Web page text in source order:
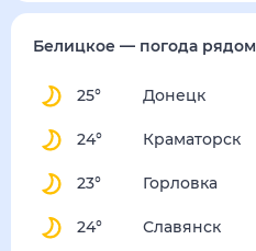
Белицкое — погода рядом
25° Донецк
24° Краматорск
23° Горловка
24° Славянск